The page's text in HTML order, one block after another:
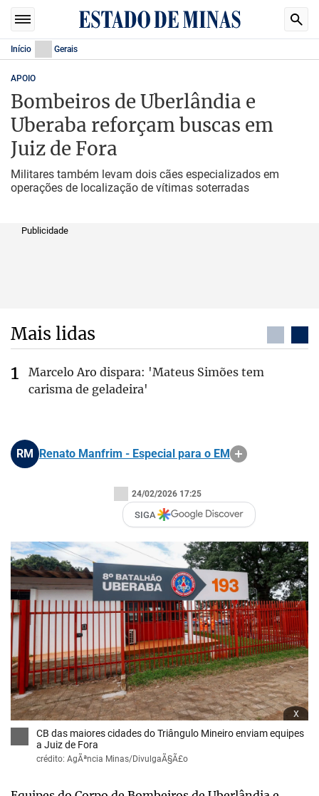
Início Gerais
APOIO
Bombeiros de Uberlândia e
Uberaba reforçam buscas em
Juiz de Fora
Militares também levam dois cães especializados em
operações de localização de vítimas soterradas
Publicidade
Mais lidas
Marcelo Aro dispara: 'Mateus Simões tem
carisma de geladeira'
RM Renato Manfrim - Especial para o EM
24/02/2026 17:25
SIGA
x
CB das maiores cidades do Triângulo Mineiro enviam equipes
a Juiz de Fora
crédito: AgÃªncia Minas/DivulgaÃ§Ã£o